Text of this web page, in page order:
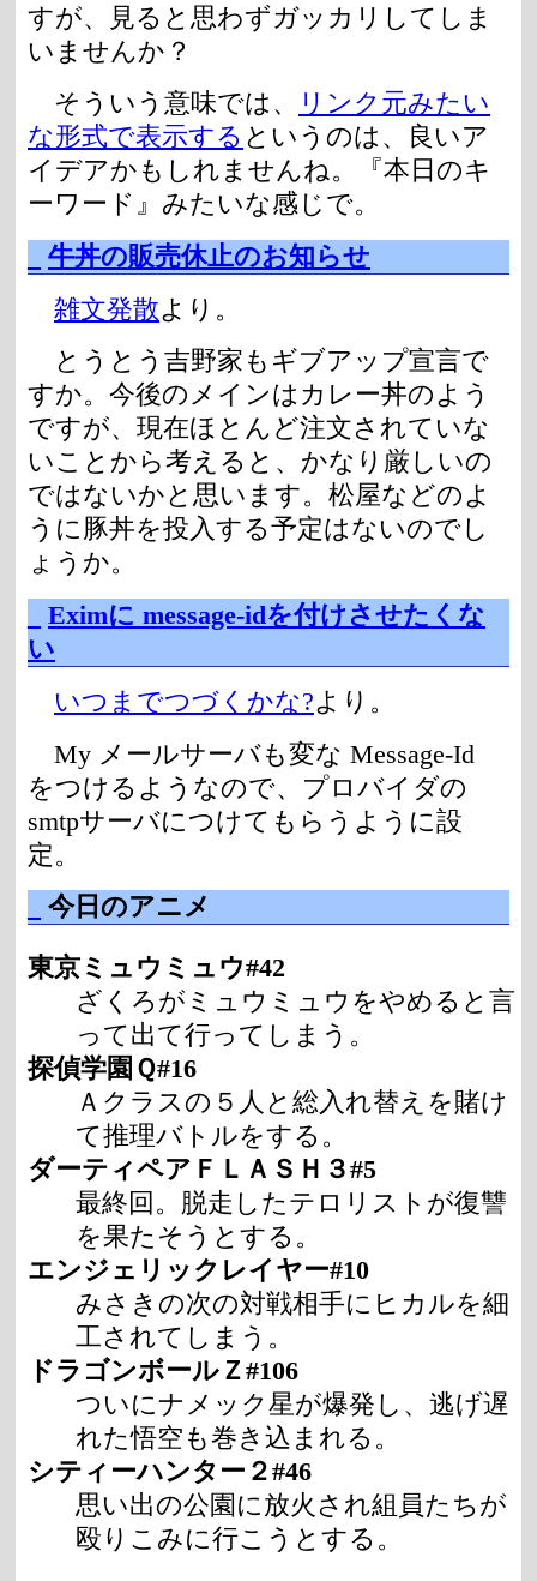
すが、見ると思わずガッカリしてしま
いませんか？
そういう意味では、
リンク元みたい
な形式で表示する というのは、良いア
イデアかもしれませんね。『本日のキ
ーワード』みたいな感じで。
牛丼の販売休止のお知らせ
雑文発散より。
とうとう吉野家もギブアップ宣言で
すか。今後のメインはカレー丼のよう
ですが、現在ほとんど注文されていな
いことから考えると、かなり厳しいの
ではないかと思います。松屋などのよ
うに豚丼を投入する予定はないのでし
ょうか。
Eximに message-idを付けさせたくな
い
いつまでつづくかな?より。
My メールサーバも変な Message-Id
をつけるようなので、プロバイダの
smtpサーバにつけてもらうように設
定。
今日のアニメ
東京ミュウミュウ#42
ざくろがミュウミュウをやめると言
って出て行ってしまう。
探偵学園Ｑ#16
Ａクラスの５人と総入れ替えを賭け
て推理バトルをする。
ダーティペアＦＬＡＳＨ３#5
最終回。脱走したテロリストが復讐
を果たそうとする。
エンジェリックレイヤー#10
みさきの次の対戦相手にヒカルを細
工されてしまう。
ドラゴンボールＺ#106
ついにナメック星が爆発し、逃げ遅
れた悟空も巻き込まれる。
シティーハンター２#46
思い出の公園に放火され組員たちが
殴りこみに行こうとする。